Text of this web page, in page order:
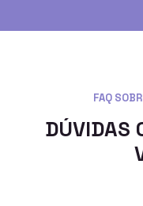
FAQ
DÚVIDAS